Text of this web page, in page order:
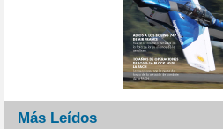
Más Leídos